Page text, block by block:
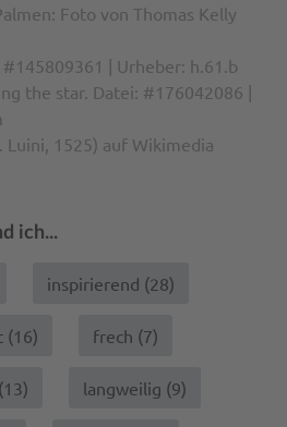
Foto von Thomas Kelly
| Urheber: h.61.b
the star. Datei: #176042086 |
1525) auf Wikimedia
ich...
inspirierend (28)
(16) frech (7)
13) langweilig (9)